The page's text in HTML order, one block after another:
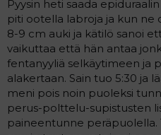
Pyysin heti saada
piti ootella labroja ja kun ne
8-9 cm auki ja kätilö sanoi
vaikuttaa että hän antaa
fentanyyliä selkäytimeen ja
alakertaan. Sain tuo 5:30 ja
meni pois noin puoleksi
perus-polttelu-supistusten
paineentunne peräpuolella.